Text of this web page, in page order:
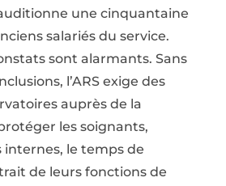
une cinquantaine
salariés du service.
sont alarmants. Sans
l’ARS exige des
auprès de la
les soignants,
le temps de
de leurs fonctions de